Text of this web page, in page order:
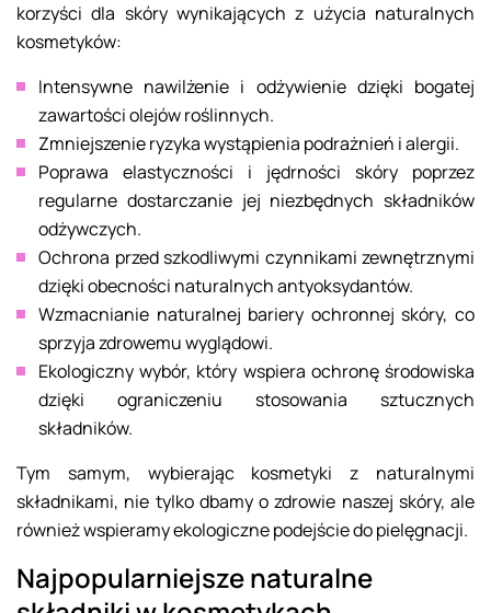
korzyści dla skóry wynikających z użycia naturalnych
kosmetyków:
Intensywne nawilżenie i odżywienie dzięki bogatej
zawartości olejów roślinnych.
Zmniejszenie ryzyka wystąpienia podrażnień i alergii.
Poprawa elastyczności i jędrności skóry poprzez
regularne dostarczanie jej niezbędnych składników
odżywczych.
Ochrona przed szkodliwymi czynnikami zewnętrznymi
dzięki obecności naturalnych antyoksydantów.
Wzmacnianie naturalnej bariery ochronnej skóry, co
sprzyja zdrowemu wyglądowi.
Ekologiczny wybór, który wspiera ochronę środowiska
dzięki ograniczeniu stosowania sztucznych
składników.
Tym samym, wybierając kosmetyki z naturalnymi
składnikami, nie tylko dbamy o zdrowie naszej skóry, ale
również wspieramy ekologiczne podejście do pielęgnacji.
Najpopularniejsze naturalne